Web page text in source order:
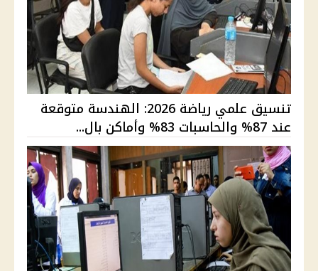
تنسيق علمي رياضة 2026: الهندسة متوقعة
عند 87% والحاسبات 83% وأماكن بال...